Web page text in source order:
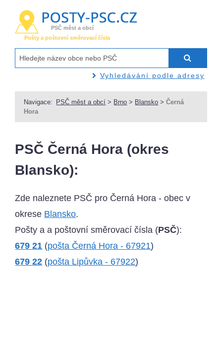
PSČ měst a obcí
Pošty a poštovní směrovací čísla
Vyhledávání podle adresy
Navigace: PSČ měst a obcí > Brno > Blansko >Černá
Hora
PSČ Černá Hora (okres
Blansko):
Zde naleznete PSČ pro Černá Hora - obec v
okrese Blansko.
Pošty a a poštovní směrovací čísla (PSČ):
679 21 (pošta Černá Hora - 67921)
679 22 (pošta Lipůvka - 67922)